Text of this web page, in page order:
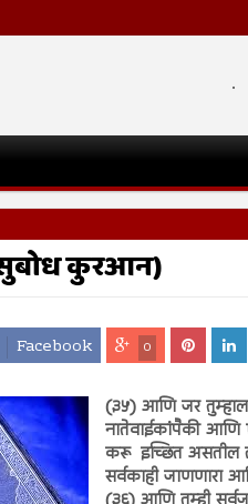
.
कुरआन)
Facebook 0
(३५) आणि जर
नातेवाईकांपैकी आणि
करू इच्छित असतील
सर्वकाही जाणणारा